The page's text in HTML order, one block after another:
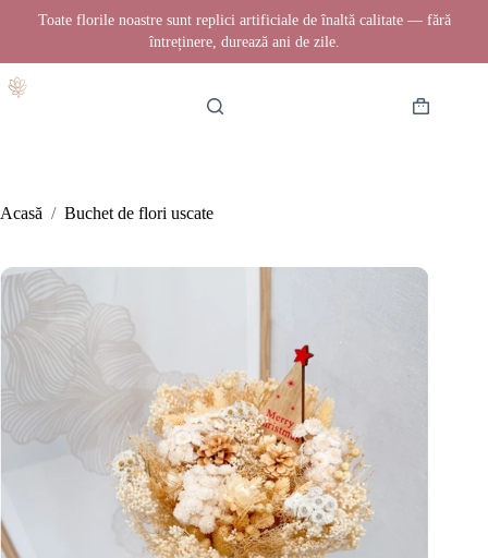
Toate florile noastre sunt replici artificiale de înaltă calitate — fără
întreținere, durează ani de zile.
la
Coș
Acasă / Buchet de flori uscate